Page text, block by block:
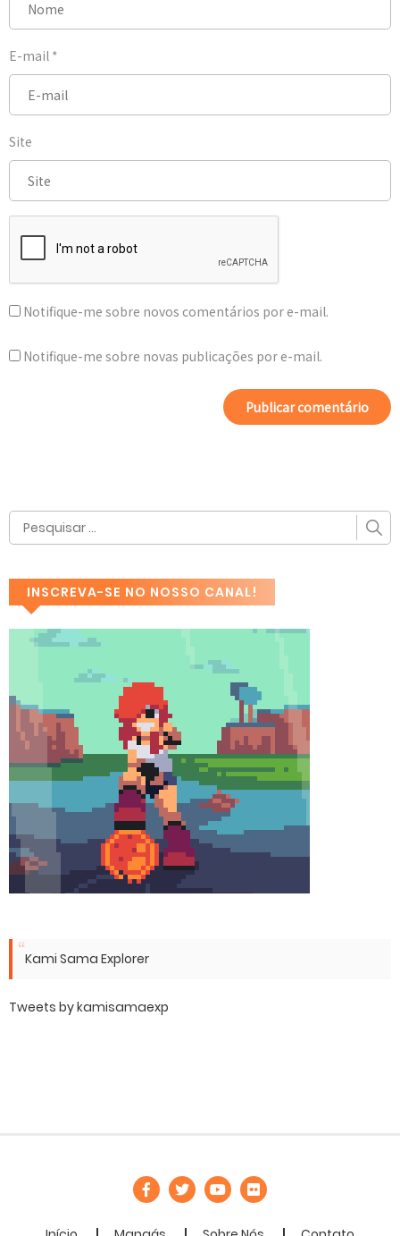
E-mail *
Site
Notifique-me sobre novos comentários por e-mail.
Notifique-me sobre novas publicações por e-mail.
INSCREVA-SE NO NOSSO CANAL!
Kami Sama Explorer
Tweets by kamisamaexp